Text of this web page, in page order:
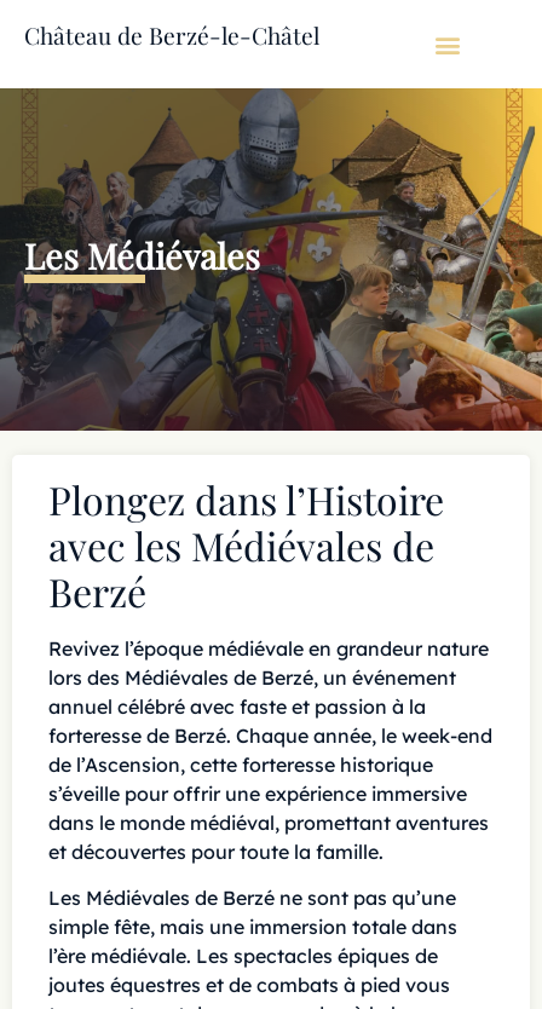
Château de Berzé-le-Châtel
Les Médiévales
Plongez dans l’Histoire
avec les Médiévales de
Berzé
Revivez l’époque médiévale en grandeur nature
lors des Médiévales de Berzé, un événement
annuel célébré avec faste et passion à la
forteresse de Berzé. Chaque année, le week-end
de l’Ascension, cette forteresse historique
s’éveille pour offrir une expérience immersive
dans le monde médiéval, promettant aventures
et découvertes pour toute la famille.
Les Médiévales de Berzé ne sont pas qu’une
simple fête, mais une immersion totale dans
l’ère médiévale. Les spectacles épiques de
joutes équestres et de combats à pied vous